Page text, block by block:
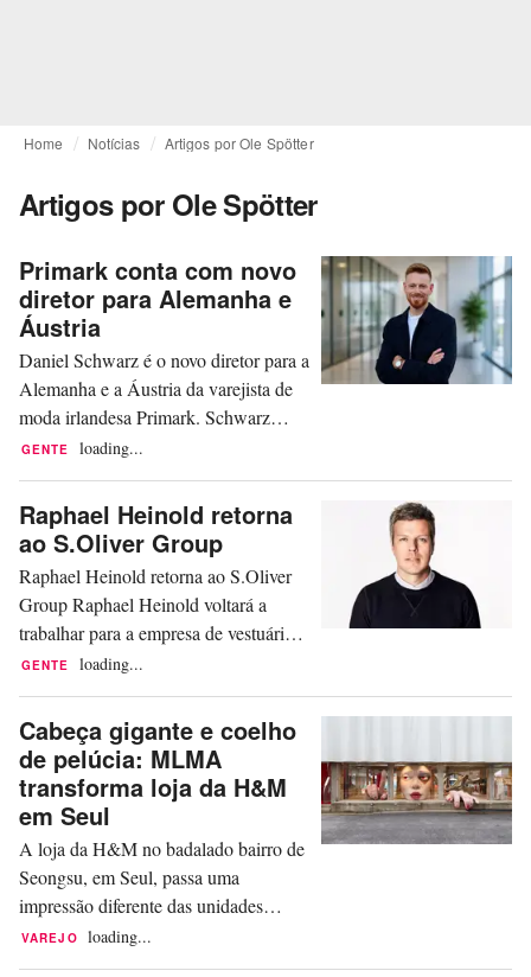
Home Notícias Artigos por Ole Spötter
Artigos por Ole Spötter
Primark conta com novo
diretor para Alemanha e
Áustria
Daniel Schwarz é o novo diretor para a
Alemanha e a Áustria da varejista de
moda irlandesa Primark. Schwarz
assume em 1º de agosto o cargo de
inglês), informou a Primark na quarta-
feira, 29 de julho. Ele será responsável
pelo desenvolvimento estratégico, bem
como pelas operações de negócios da
empresa nos...
GENTE loading...
Raphael Heinold retorna
ao S.Oliver Group
Raphael Heinold retorna ao S.Oliver
Group Raphael Heinold voltará a
trabalhar para a empresa de vestuário
S.Oliver Group, sediada em Rottendorf
saída de Heinold de seu empregador
anterior, o R.Brand Group, terem
circulado nos últimos dias, agora está
claro que ele encontrou uma nova
função no S.Oliver Group. Em 1...
GENTE loading...
Cabeça gigante e coelho
de pelúcia: MLMA
transforma loja da H&M
em Seul
A loja da H&M no badalado bairro de
Seongsu, em Seul, passa uma
impressão diferente das unidades
habituais da varejista de moda sueca.
VAREJO loading...